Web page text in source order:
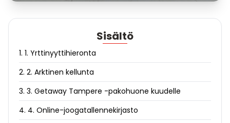
Sisältö
1. 1. Yrttinyyttihieronta
2. 2. Arktinen kellunta
3. 3. Getaway Tampere -pakohuone kuudelle
4. 4. Online-joogatallennekirjasto